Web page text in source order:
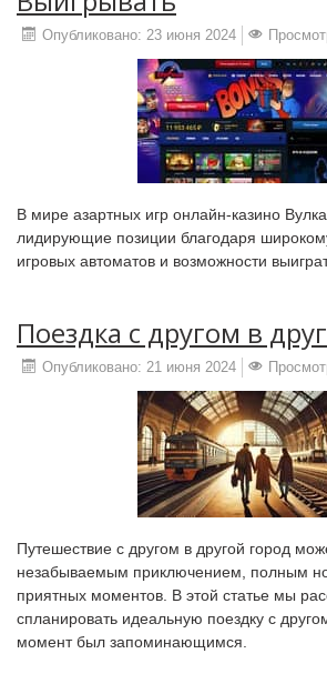
Опубликовано: 23 июня 2024
В мире азартных игр онлайн-казино
лидирующие позиции благодаря
игровых автоматов и возможности
Поездка с другом в
Опубликовано: 21 июня 2024
Путешествие с другом в другой город
незабываемым приключением, полным
приятных моментов. В этой статье мы
спланировать идеальную поездку с
момент был запоминающимся.